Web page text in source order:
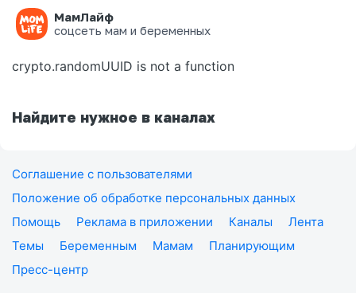
МамЛайф
соцсеть мам и беременных
Ошибка на странице
crypto.randomUUID is not a function
Найдите нужное в каналах
Соглашение с пользователями
Положение об обработке персональных данных
Помощь
Реклама в приложении Каналы
Лента
Темы
Беременным Мамам
Планирующим
Пресс-центр